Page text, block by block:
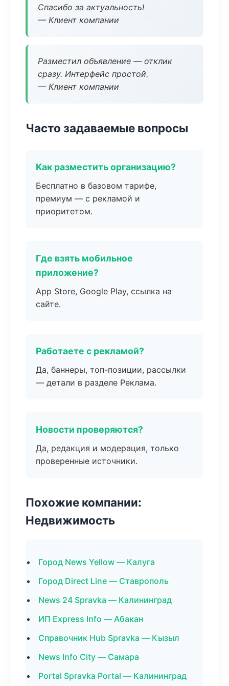
Спасибо за актуальность!
— Клиент компании
Разместил объявление — отклик
сразу. Интерфейс простой.
— Клиент компании
Часто задаваемые вопросы
Как разместить организацию?
Бесплатно в базовом тарифе,
премиум — с рекламой и
приоритетом.
Где взять мобильное
приложение?
App Store, Google Play, ссылка на
сайте.
Работаете с рекламой?
Да, баннеры, топ-позиции, рассылки
— детали в разделе Реклама.
Новости проверяются?
Да, редакция и модерация, только
проверенные источники.
Похожие компании:
Недвижимость
Город News Yellow — Калуга
Город Direct Line — Ставрополь
News 24 Spravka — Калининград
ИП Express Info — Абакан
Справочник Hub Spravka — Кызыл
News Info City — Самара
Portal Spravka Portal — Калининград